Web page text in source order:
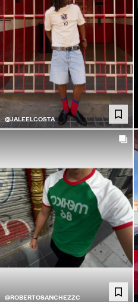
@JALEELCOSTA
@ROBERTOSANCHEZZC